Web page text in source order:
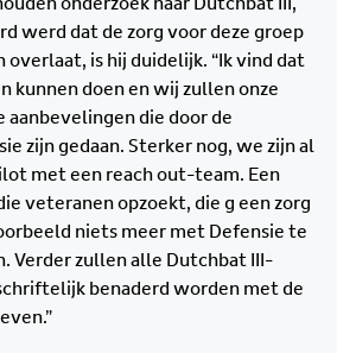
werd dat de zorg voor deze groep
is hij duidelijk. “Ik vind dat
kunnen doen en wij zullen onze
aanbevelingen die door de
zijn gedaan. Sterker nog, we zijn al
met een reach out-team. Een
veteranen opzoekt, die g een zorg
niets meer met Defensie te
Verder zullen alle Dutchbat III-
benaderd worden met de